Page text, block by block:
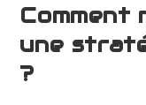
une
?